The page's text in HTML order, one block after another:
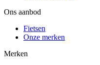
Ons aanbod
Fietsen
Onze merken
Merken